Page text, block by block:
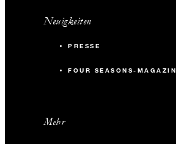
Neuigkeiten
PRESSE
FOUR SEASONS-MAGAZIN
Mehr